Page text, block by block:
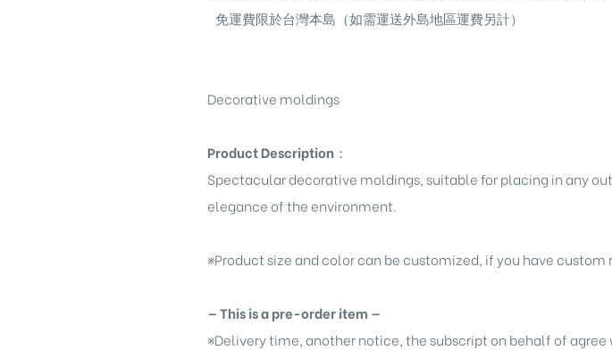
免運費限於台灣本島（如需運送外島地區運費另計）
Decorative moldings
Product Description ：
Spectacular decorative moldings, suitable for placing in any
elegance of the environment.
※Product size and color can be customized, if you have
— This is a pre-order item —
※Delivery time, another notice, the subscript on behalf of